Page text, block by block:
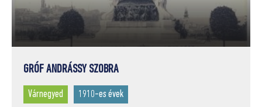
GRÓF ANDRÁSSY SZOBRA
Várnegyed 1910-es évek